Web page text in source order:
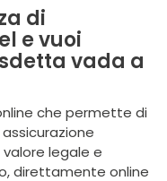
di
e vuoi
vada a
che permette di
legale e
direttamente online